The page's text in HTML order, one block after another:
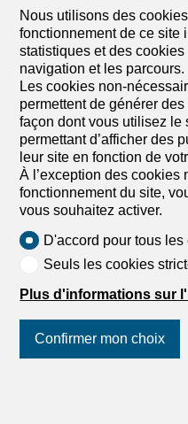
65.00 (comprenant CHF
annexes, plus TVA). Si
contacter Laura Matthäus
33). Wir vermieten
Liegenschaft
Mietzins monatlich: CHF
Nebenkosten, zuzüglich
sich bitte bei Laura
33 33).
Nous utilisons des
fonctionnement de ce site
statistiques et des
navigation et les parcours.
Les cookies non-
permettent de générer
façon dont vous utilisez le
permettant d’afficher des
leur site en fonction de
À l’exception des cookies
fonctionnement du site,
vous souhaitez activer.
D'accord pour tous les
Seuls les cookies
Plus d'informations sur
Confirmer mon choix